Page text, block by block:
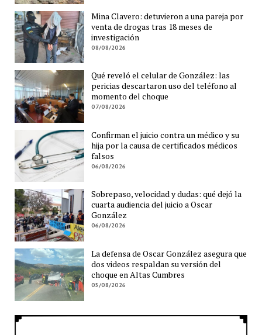
Mina Clavero: detuvieron a una pareja por
venta de drogas tras 18 meses de
investigación
08/08/2026
Qué reveló el celular de González: las
pericias descartaron uso del teléfono al
momento del choque
07/08/2026
Confirman el juicio contra un médico y su
hija por la causa de certificados médicos
falsos
06/08/2026
Sobrepaso, velocidad y dudas: qué dejó la
cuarta audiencia del juicio a Oscar
González
06/08/2026
La defensa de Oscar González asegura que
dos videos respaldan su versión del
choque en Altas Cumbres
05/08/2026